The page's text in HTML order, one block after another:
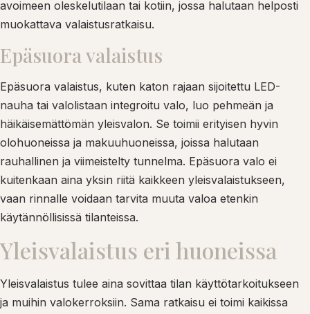
avoimeen oleskelutilaan tai kotiin, jossa halutaan helposti
muokattava valaistusratkaisu.
Epäsuora valaistus
Epäsuora valaistus, kuten katon rajaan sijoitettu LED-
nauha tai valolistaan integroitu valo, luo pehmeän ja
häikäisemättömän yleisvalon. Se toimii erityisen hyvin
olohuoneissa ja makuuhuoneissa, joissa halutaan
rauhallinen ja viimeistelty tunnelma. Epäsuora valo ei
kuitenkaan aina yksin riitä kaikkeen yleisvalaistukseen,
vaan rinnalle voidaan tarvita muuta valoa etenkin
käytännöllisissä tilanteissa.
Yleisvalaistus eri huoneissa
Yleisvalaistus tulee aina sovittaa tilan käyttötarkoitukseen
ja muihin valokerroksiin. Sama ratkaisu ei toimi kaikissa